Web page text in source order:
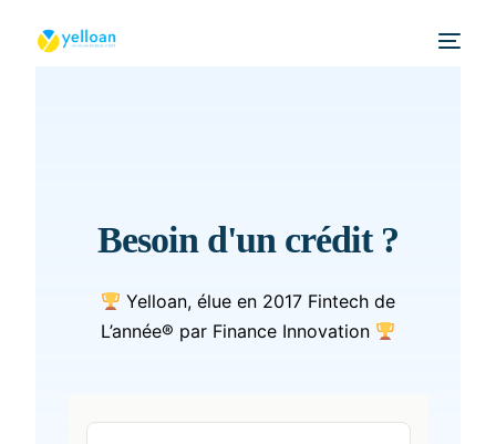
Besoin d'un crédit ?
Yelloan, élue en 2017 Fintech de
L’année® par Finance Innovation